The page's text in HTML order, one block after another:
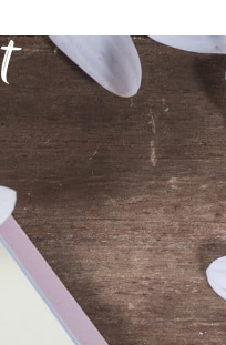
SÉRIGNAN